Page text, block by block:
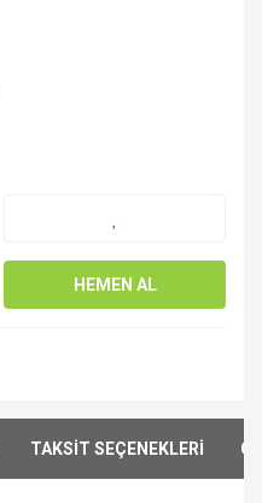
HEMEN AL
TAKSİT SEÇENEKLERİ